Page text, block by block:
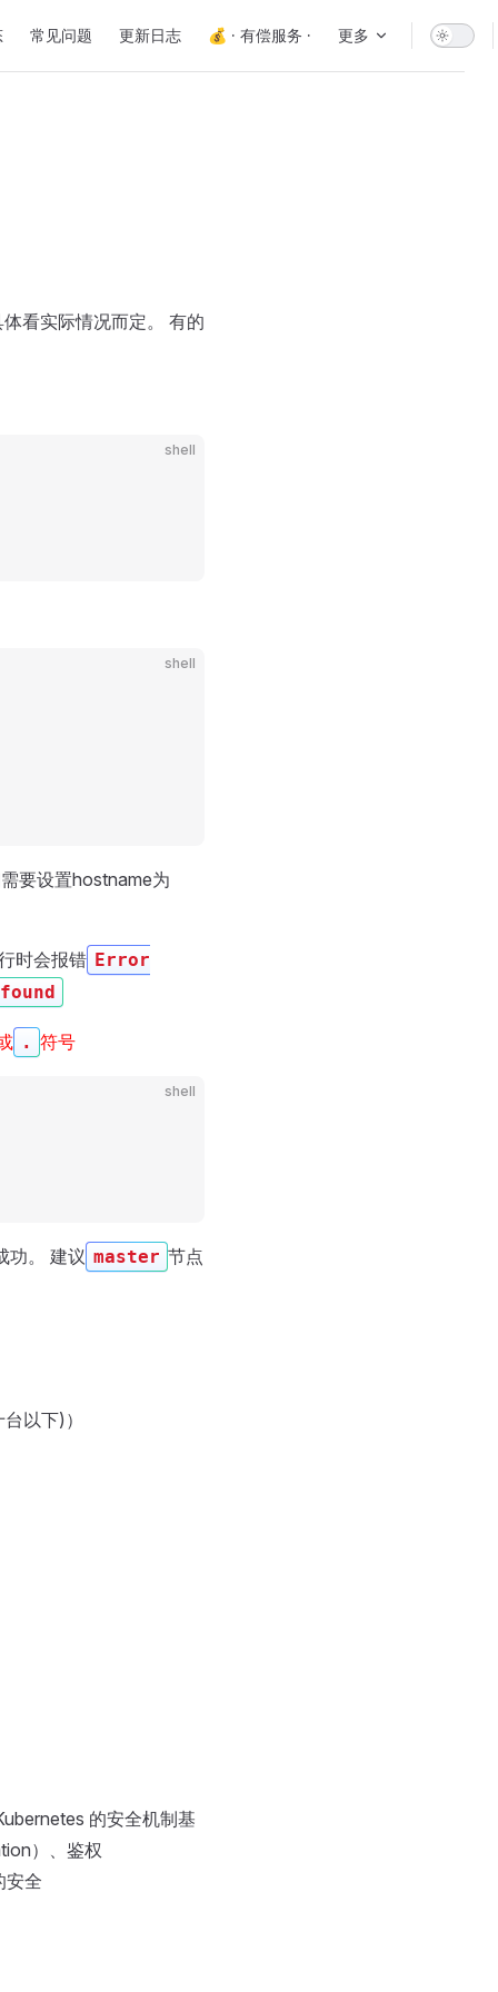
常见问题 更新日志 💰 · 有偿服务 · 更多
看实际情况而定。 有的
shell
shell
要设置hostname为
时会报错 Error
. 符号
shell
功。 建议 master 节点
以下)）
的安全机制基
）、鉴权
安全